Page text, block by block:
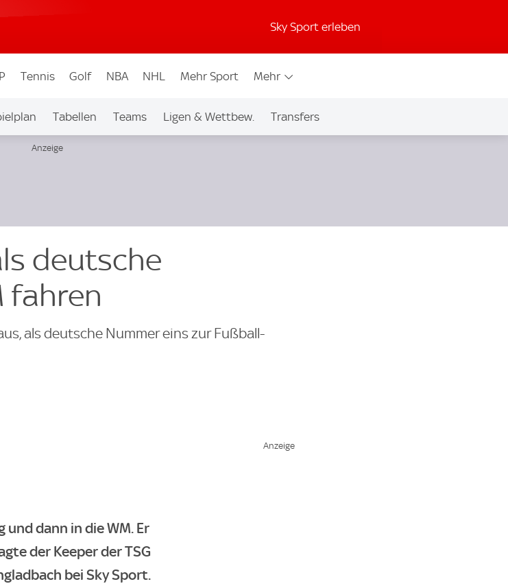
Sky Sport erleben
Tennis Golf NBA NHL Mehr Sport Mehr
Tabellen Teams Ligen & Wettbew. Transfers
deutsche
fahren
als deutsche Nummer eins zur Fußball-
dann in die WM. Er
der Keeper der TSG
bei Sky Sport.